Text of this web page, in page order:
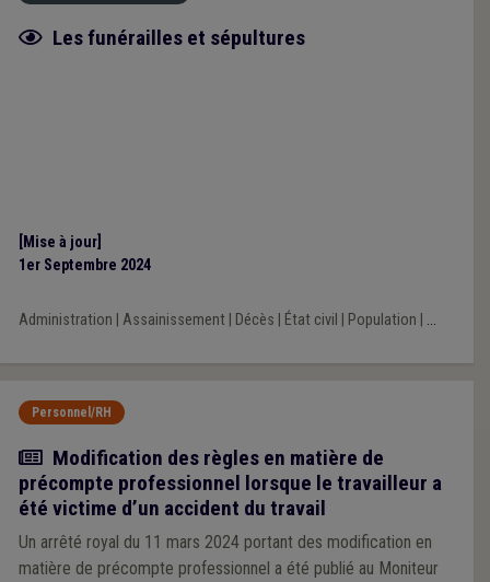
Fiche focus
Les funérailles et sépultures
[Mise à jour]
1er Septembre 2024
Administration Assainissement| Décès État civil Population ...
Personnel/RH
Actualité
Modification des règles en matière de
précompte professionnel lorsque le travailleur a
été victime d’un accident du travail
Un arrêté royal du 11 mars 2024 portant des modification en
matière de précompte professionnel a été publié au Moniteur